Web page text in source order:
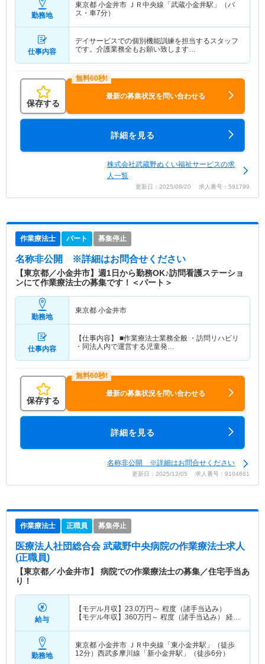
勤務地
東京都 小金井市 ＪＲ中央線「武蔵小金井駅」（バ
ス・車7分）
仕事内容
デイサービスでの個別機能訓練を担当するスタッフ
です。介護業務全もお願い致します…
保存する
最新の募集状況を問い合わせる
詳細を見る
株式会社武蔵野ぬくい福祉サービスの求
人一覧
更新日：2025/08/20 求人番号：591799
作業療法士 パート 募集停止
名称非公開 ※詳細はお問合せください
【東京都／小金井市】週1日から勤務OK♪訪問看護ステーショ
ンにて作業療法士の募集です！＜パート＞
勤務地
東京都 小金井市
仕事内容
【仕事内容】 ■作業療法士業務全般 ・訪問リハビリ
・同法人内で運営する児童発…
保存する
最新の募集状況を問い合わせる
詳細を見る
名称非公開 ※詳細はお問合せください
更新日：2025/12/05 求人番号：9104681
作業療法士 正職員 募集停止
医療法人社団総合会 武蔵野中央病院の作業療法士求人
(正職員)
【東京都／小金井市】 病院での作業療法士の募集／住宅手当あ
り！
給与
【モデル月収】 23.0万円～ 程度（諸手当込み）
【モデル年収】 360万円～ 程度（諸手当込み） 経験
勤務地
東京都 小金井市 ＪＲ中央線「東小金井駅」（徒歩
12分）西武多摩川線「新小金井駅」（徒歩6分）